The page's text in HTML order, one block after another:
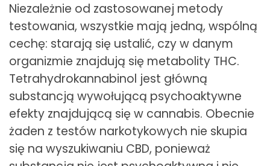
Niezależnie od zastosowanej metody
testowania, wszystkie mają jedną, wspólną
cechę: starają się ustalić, czy w danym
organizmie znajdują się metabolity THC.
Tetrahydrokannabinol jest główną
substancją wywołującą psychoaktywne
efekty znajdującą się w cannabis. Obecnie
żaden z testów narkotykowych nie skupia
się na wyszukiwaniu CBD, ponieważ